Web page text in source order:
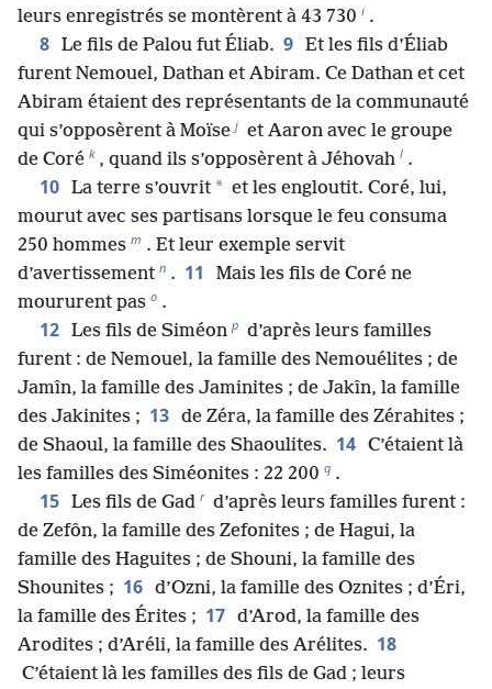
leurs enregistrés se montèrent à 43 730 i .
8 Le fils de Palou fut Éliab. 9 Et les fils d’Éliab
furent Nemouel, Dathan et Abiram. Ce Dathan et cet
Abiram étaient des représentants de la communauté
qui s’opposèrent à Moïse j et Aaron avec le groupe
de Coré k , quand ils s’opposèrent à Jéhovah l .
10 La terre s’ouvrit * et les engloutit. Coré, lui,
mourut avec ses partisans lorsque le feu consuma
250 hommes m . Et leur exemple servit
d’avertissement n . 11
Mais les fils de Coré ne
moururent pas o .
12 Les fils de Siméon p d’après leurs familles
furent : de Nemouel, la famille des Nemouélites ; de
Jamîn, la famille des Jaminites ; de Jakîn, la famille
des Jakinites ; 13 de Zéra, la famille des Zérahites ;
de Shaoul, la famille des Shaoulites. 14 C’étaient là
les familles des Siméonites : 22 200 q .
15 Les fils de Gad r d’après leurs familles furent :
de Zefôn, la famille des Zefonites ; de Hagui, la
famille des Haguites ; de Shouni, la famille des
Shounites ; 16 d’Ozni, la famille des Oznites ; d’Éri,
la famille des Érites ; 17 d’Arod, la famille des
Arodites ; d’Aréli, la famille des Arélites. 18
C’étaient là les familles des fils de Gad ; leurs